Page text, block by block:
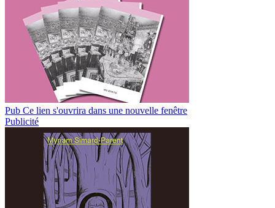
Pub Ce lien s'ouvrira dans une nouvelle fenêtre
Publicité